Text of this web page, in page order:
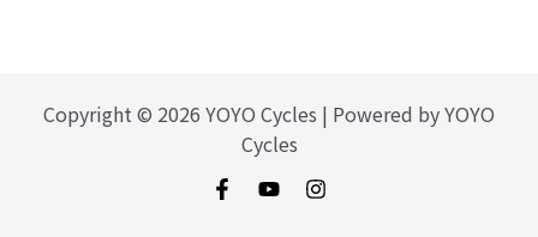
Copyright © 2026 YOYO Cycles | Powered by YOYO
Cycles